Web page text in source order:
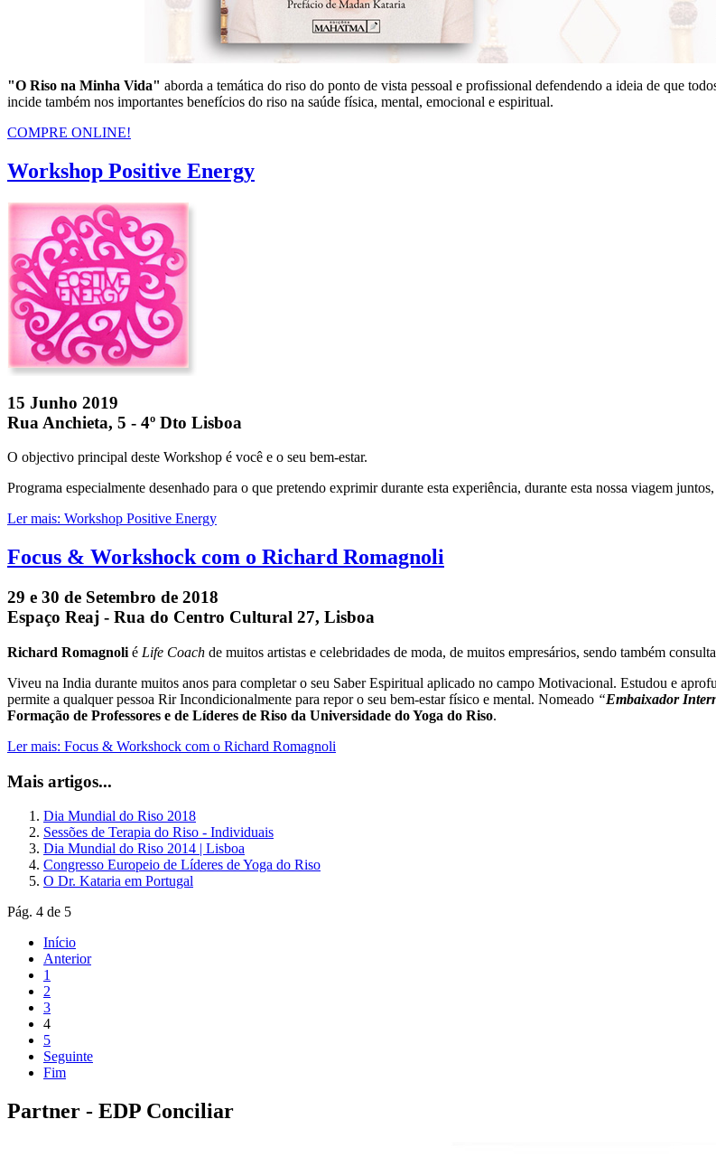
"O Riso na Minha Vida" aborda a temática do riso do ponto de vista pessoal e profissional defendendo a ideia de que
incide também nos importantes benefícios do riso na saúde física, mental, emocional e espiritual.
COMPRE ONLINE!
Workshop Positive Energy
15 Junho 2019
Rua Anchieta, 5 - 4º Dto Lisboa
O objectivo principal deste Workshop é você e o seu bem-estar.
Programa especialmente desenhado para o que pretendo exprimir durante esta experiência, durante esta nossa viagem
Ler mais: Workshop Positive Energy
Focus & Workshock com o Richard Romagnoli
29 e 30 de Setembro de 2018
Espaço Reaj - Rua do Centro Cultural 27, Lisboa
Richard Romagnoli é Life Coach de muitos artistas e celebridades de moda, de muitos empresários, sendo também
Viveu na India durante muitos anos para completar o seu Saber Espiritual aplicado no campo Motivacional. Estudou e
permite a qualquer pessoa Rir Incondicionalmente para repor o seu bem-estar físico e mental. Nomeado “Embaixador
Formação de Professores e de Líderes de Riso da Universidade do Yoga do Riso.
Ler mais: Focus & Workshock com o Richard Romagnoli
Mais artigos...
Dia Mundial do Riso 2018
Sessões de Terapia do Riso - Individuais
Dia Mundial do Riso 2014 | Lisboa
Congresso Europeio de Líderes de Yoga do Riso
O Dr. Kataria em Portugal
Pág. 4 de 5
Início
Anterior
1
2
3
4
5
Seguinte
Fim
Partner - EDP Conciliar